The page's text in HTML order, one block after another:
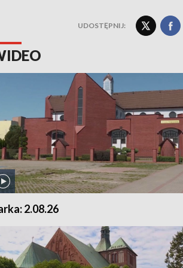
UDOSTĘPNIJ:
2.08.26